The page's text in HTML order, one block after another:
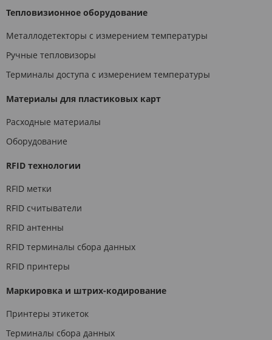
Тепловизионное оборудование
Металлодетекторы с измерением температуры
Ручные тепловизоры
Терминалы доступа с измерением температуры
Материалы для пластиковых карт
Расходные материалы
Оборудование
RFID технологии
RFID метки
RFID считыватели
RFID антенны
RFID терминалы сбора данных
RFID принтеры
Маркировка и штрих-кодирование
Принтеры этикеток
Терминалы сбора данных